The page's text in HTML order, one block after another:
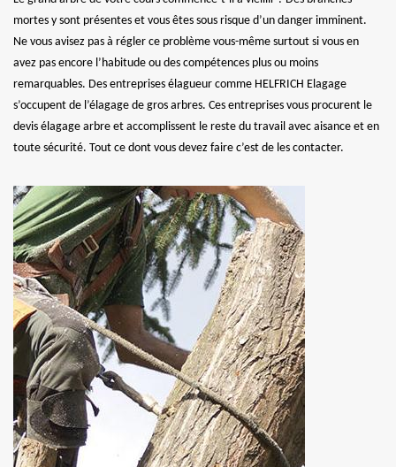
mortes y sont présentes et vous êtes sous risque d’un danger imminent.
Ne vous avisez pas à régler ce problème vous-même surtout si vous en
avez pas encore l’habitude ou des compétences plus ou moins
remarquables. Des entreprises élagueur comme HELFRICH Elagage
s’occupent de l’élagage de gros arbres. Ces entreprises vous procurent le
devis élagage arbre et accomplissent le reste du travail avec aisance et en
toute sécurité. Tout ce dont vous devez faire c’est de les contacter.